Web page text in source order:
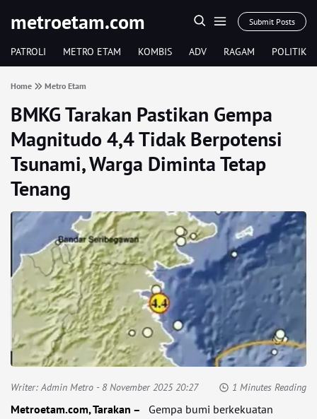
metroetam.com Submit Posts
PATROLI METRO ETAM KOMBIS ADV RAGAM POLITIK
Home Metro Etam
BMKG Tarakan Pastikan Gempa
Magnitudo 4,4 Tidak Berpotensi
Tsunami, Warga Diminta Tetap
Tenang
Writer:Admin Metro - 8 November 2025 20:27 1 Minutes Reading
Metroetam.com, Tarakan –
Gempa bumi berkekuatan